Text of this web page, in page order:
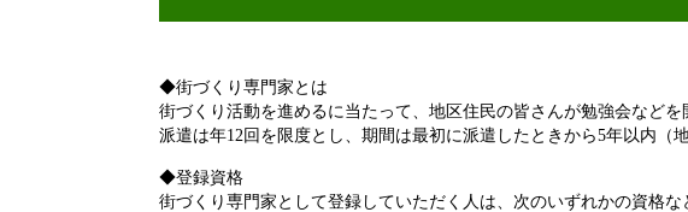
◆街づくり専門家とは
街づくり活動を進めるに当たって、地区住民の皆さんが勉強会など
派遣は年12回を限度とし、期間は最初に派遣したときから5年以内（
◆登録資格
街づくり専門家として登録していただく人は、次のいずれかの資格な